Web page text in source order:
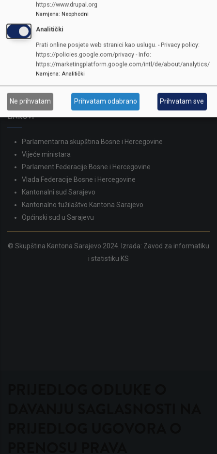
KONTAKTI
SKUPŠTINA
Adresa: Sarajevo, Reisa Džemaludina Čauševića 1
387 33 562-210
skupstina@skupstina.ks.gov.ba
LINKOVI
Parlamentarna skupština Bosne i Hercegovine
Vijeće ministara
Parlament Federacije Bosne i Hercegovine
Vlada Federacije Bosne i Hercegovine
Kantonalni sud Sarajevo
Kantonalno tužilaštvo Kantona Sarajevo
Općinski sud u Sarajevu
© Skupština Kantona Sarajevo 2024. Izrada: Zavod za informatiku
i statistiku KS
https://www.drupal.org
Namjena: Neophodni
Analitički
Prati online posjete web stranici kao uslugu. - Privacy policy:
https://policies.google.com/privacy - Info:
https://marketingplatform.google.com/intl/de/about/analytics/
Namjena: Analitički
Ne prihvatam Prihvatam odabrano Prihvatam sve